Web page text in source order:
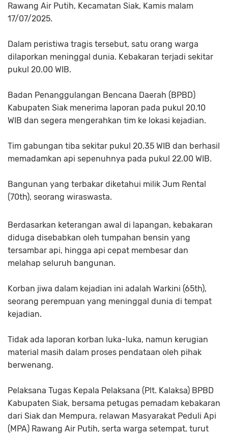
Rawang Air Putih, Kecamatan Siak, Kamis malam
17/07/2025.
Dalam peristiwa tragis tersebut, satu orang warga
dilaporkan meninggal dunia. Kebakaran terjadi sekitar
pukul 20.00 WIB.
Badan Penanggulangan Bencana Daerah (BPBD)
Kabupaten Siak menerima laporan pada pukul 20.10
WIB dan segera mengerahkan tim ke lokasi kejadian.
Tim gabungan tiba sekitar pukul 20.35 WIB dan berhasil
memadamkan api sepenuhnya pada pukul 22.00 WIB.
Bangunan yang terbakar diketahui milik Jum Rental
(70th), seorang wiraswasta.
Berdasarkan keterangan awal di lapangan, kebakaran
diduga disebabkan oleh tumpahan bensin yang
tersambar api, hingga api cepat membesar dan
melahap seluruh bangunan.
Korban jiwa dalam kejadian ini adalah Warkini (65th),
seorang perempuan yang meninggal dunia di tempat
kejadian.
Tidak ada laporan korban luka-luka, namun kerugian
material masih dalam proses pendataan oleh pihak
berwenang.
Pelaksana Tugas Kepala Pelaksana (Plt. Kalaksa) BPBD
Kabupaten Siak, bersama petugas pemadam kebakaran
dari Siak dan Mempura, relawan Masyarakat Peduli Api
(MPA) Rawang Air Putih, serta warga setempat, turut